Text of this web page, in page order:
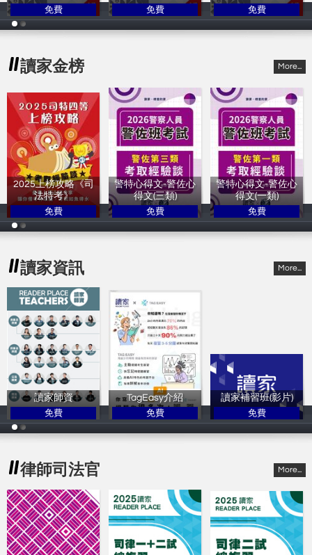
讀家林青
免費
讀家林青
免費
讀家林青
免費
讀家金榜 More...
2025上榜攻略《司
法特考》
讀家補習班
免費
警特心得文-警佐心
得文(三類)
讀家補習班
免費
警特心得文-警佐心
得文(一類)
讀家補習班
免費
讀家資訊 More...
讀家師資
讀家補習班
免費
TagEasy介紹
讀家補習班
免費
讀家補習班(影片)
讀家補習班
免費
律師司法官 More...